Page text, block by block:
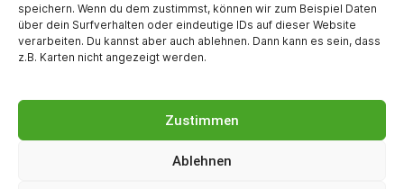
speichern. Wenn du dem zustimmst, können wir zum Beispiel Daten
über dein Surfverhalten oder eindeutige IDs auf dieser Website
verarbeiten. Du kannst aber auch ablehnen. Dann kann es sein, dass
z.B. Karten nicht angezeigt werden.
Zustimmen
Ablehnen
Alle Preise inkl. MwSt.
Sicher bezahlen